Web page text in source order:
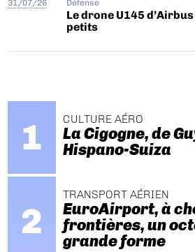
31/07/26 Défense
Le drone U145
petits
CULTURE AÉRO
La Cigogne, de
Hispano-Suiza
TRANSPORT AÉRIEN
EuroAirport, à
frontières, un
grande forme